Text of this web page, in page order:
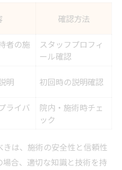
確認方法
者の施
スタッフプロフィ
ール確認
明 初回時の説明確認
ライバ
院内・施術時チェ
ック
は、施術の安全性と信頼性
合、適切な知識と技術を持